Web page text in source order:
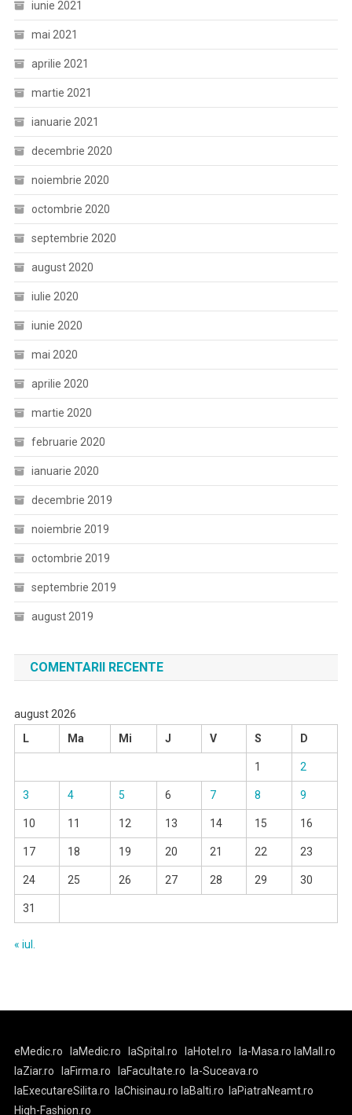
iunie 2021
mai 2021
aprilie 2021
martie 2021
ianuarie 2021
decembrie 2020
noiembrie 2020
octombrie 2020
septembrie 2020
august 2020
iulie 2020
iunie 2020
mai 2020
aprilie 2020
martie 2020
februarie 2020
ianuarie 2020
decembrie 2019
noiembrie 2019
octombrie 2019
septembrie 2019
august 2019
COMENTARII RECENTE
august 2026
L
Ma Mi J V S D
1 2
3 4 5 6 7 8 9
10 11 12 13 14 15 16
17 18 19 20 21 22 23
24 25 26 27 28 29 30
31
« iul.
eMedic.ro laMedic.ro laSpital.ro laHotel.ro la-Masa.ro laMall.ro
laZiar.ro
laFirma.ro laFacultate.ro
la-Suceava.ro
laExecutareSilita.ro
laChisinau.ro laBalti.ro
laPiatraNeamt.ro
High-Fashion.ro